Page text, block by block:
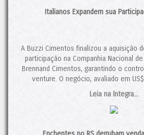
Cimento.
Italianos Expandem sua
A Buzzi Cimentos finalizou a aquisição
participação na Companhia Nacional
Brennand Cimentos, garantindo o
venture. O negócio, avaliado em
aprovado pelo Conselho Administrativo
(CADE). Analistas ressaltam que a
juntamente com o crescimento do
para 2024 aponta para um crescimento
Leia na íntegra...